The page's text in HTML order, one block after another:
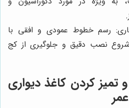
رسم خطوط عمودی و افقی با
شروع نصب دقیق و جلوگیری از کج
کردن کاغذ دیواری